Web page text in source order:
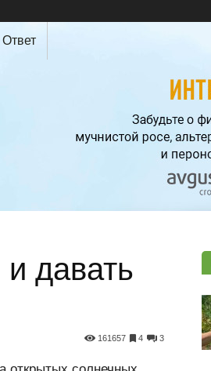
Ответ
давать
3
4
161657